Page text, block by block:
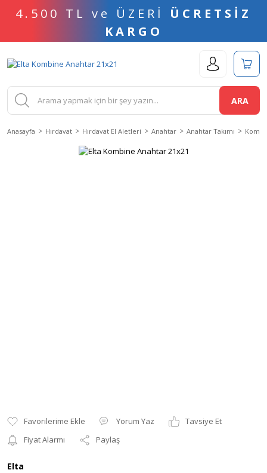
4.500 TL ve ÜZERİ ÜCRETSİZ
KARGO
ARA
Anasayfa Hırdavat Hırdavat El Aletleri Anahtar Anahtar Takımı
Yorum Yaz
Tavsiye Et
Fiyat Alarmı
Paylaş
Elta